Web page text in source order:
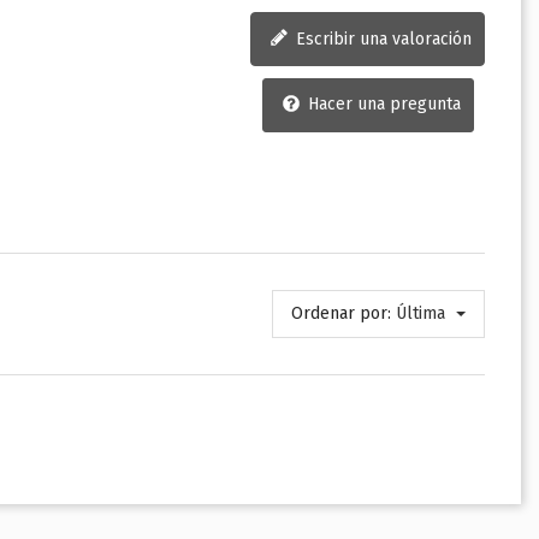
Escribir una valoración
Hacer una pregunta
Ordenar por: Última